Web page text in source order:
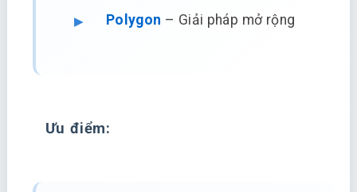
Polygon – Giải pháp mở rộng
Ưu điểm: